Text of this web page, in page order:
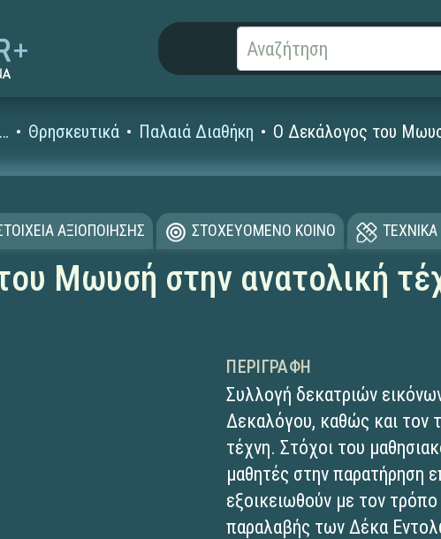
ΨΗΦΙΑΚΟ ΣΧΟΛΕΙΟ (Μαθησιακά Αντικείμενα) Θρησκευτικά Παλαιά Διαθήκη Ο Δεκάλογος του
ΑΞΙΟΠΟΙΗΣΗΣ ΣΤΟΧΕΥΟΜΕΝΟ ΚΟΙΝΟ ΤΕΧΝΙΚΑ
Μωυσή στην ανατολική
ΠΕΡΙΓΡΑΦΉ
Συλλογή δεκατριών
Δεκαλόγου, καθώς και τον
τέχνη. Στόχοι του
μαθητές στην παρατήρηση
εξοικειωθούν με τον
παραλαβής των Δέκα